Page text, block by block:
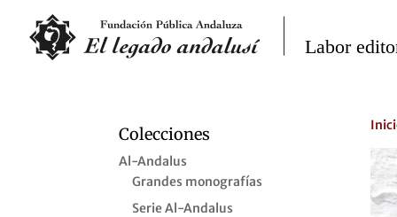
Colecciones
Al-Andalus
Grandes monografías
Serie Al-Andalus